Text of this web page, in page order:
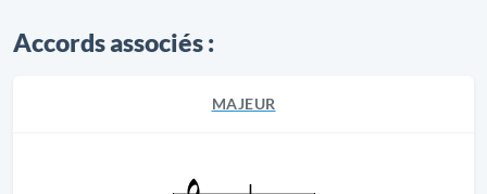
Accords associés :
MAJEUR